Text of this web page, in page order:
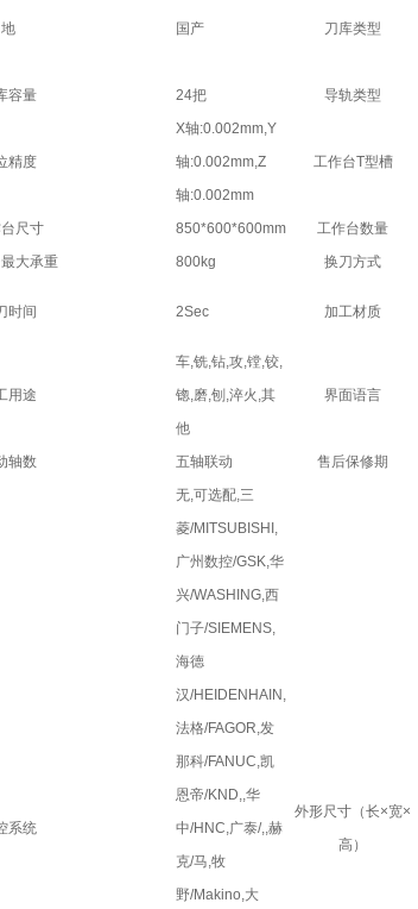
地 国产 刀库类型
容量
24把 导轨类型
精度
X轴:0.002mm,Y
轴:0.002mm,Z
轴:0.002mm
工作台T型槽
尺寸 850*600*600mm 工作台数量
大承重
800kg 换刀方式
时间 2Sec 加工材质
用途
车,铣,钻,攻,镗,铰,
锪,磨,刨,淬火,其
他
界面语言
轴数 五轴联动 售后保修期
系统
无,可选配,三
菱/MITSUBISHI,
广州数控/GSK,华
兴/WASHING,西
门子/SIEMENS,
海德
汉/HEIDENHAIN,
法格/FAGOR,发
那科/FANUC,凯
恩帝/KND,,华
中/HNC,广泰/,,赫
克/马,牧
野/Makino,大
外形尺寸（长×宽×
高）